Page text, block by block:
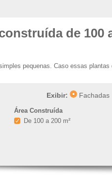
de 100
pequenas. Caso essas
Exibir: Fachadas
Área Construída
De 100 a 200 m²